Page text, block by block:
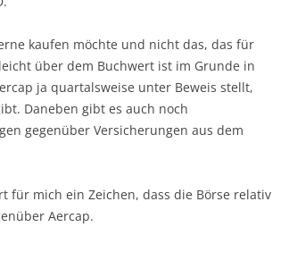
kaufen möchte und nicht das, das für
über dem Buchwert ist im Grunde in
ja quartalsweise unter Beweis stellt,
Daneben gibt es auch noch
gegenüber Versicherungen aus dem
für mich ein Zeichen, dass die Börse relativ
Aercap.